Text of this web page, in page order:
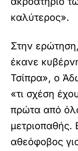
καλύτερος».
Στην
έκανε
Τσίπρα», ο
«τι σχέση
πρώτα από
μετριοπαθής.
αθεόφοβος